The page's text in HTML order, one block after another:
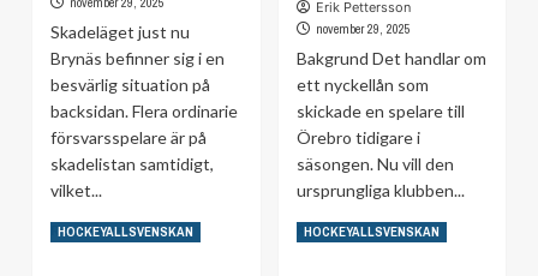
”Ett
givet
val”
Skadeläget just nu
Brynäs befinner sig i en
besvärlig situation på
backsidan. Flera ordinarie
försvarsspelare är på
skadelistan samtidigt,
vilket...
Read MoreRead
Erik Pettersson
november 29, 2025
Bakgrund Det handlar om
ett nyckellån som
skickade en spelare till
Örebro tidigare i
säsongen. Nu vill den
ursprungliga klubben...
Read MoreRead
HOCKEYALLSVENSKAN HOCKEYALLSVENSKAN